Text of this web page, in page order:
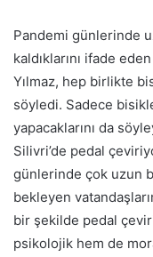
Pandemi günlerinde
kaldıklarını ifade
Yılmaz, hep birlikte
söyledi. Sadece
yapacaklarını da
Silivri’de pedal
günlerinde çok uzun
bekleyen
bir şekilde pedal
psikolojik hem de